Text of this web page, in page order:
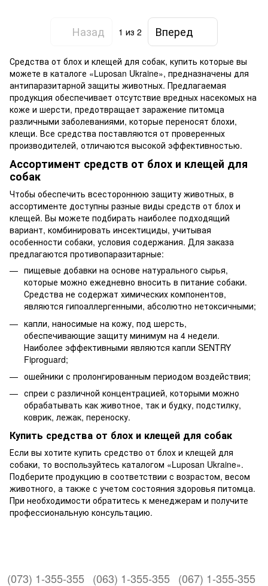
Назад 1 из 2 Вперед
Средства от блох и клещей для собак, купить которые вы
можете в каталоге «Luposan Ukraine», предназначены для
антипаразитарной защиты животных. Предлагаемая
продукция обеспечивает отсутствие вредных насекомых на
коже и шерсти, предотвращает заражение питомца
различными заболеваниями, которые переносят блохи,
клещи. Все средства поставляются от проверенных
производителей, отличаются высокой эффективностью.
Ассортимент средств от блох и клещей для
собак
Чтобы обеспечить всестороннюю защиту животных, в
ассортименте доступны разные виды средств от блох и
клещей. Вы можете подбирать наиболее подходящий
вариант, комбинировать инсектициды, учитывая
особенности собаки, условия содержания. Для заказа
предлагаются противопаразитарные:
пищевые добавки на основе натурального сырья,
которые можно ежедневно вносить в питание собаки.
Средства не содержат химических компонентов,
являются гипоаллергенными, абсолютно нетоксичными;
капли, наносимые на кожу, под шерсть,
обеспечивающие защиту минимум на 4 недели.
Наиболее эффективными являются капли SENTRY
Fiproguard;
ошейники с пролонгированным периодом воздействия;
спреи с различной концентрацией, которыми можно
обрабатывать как животное, так и будку, подстилку,
коврик, лежак, переноску.
Купить средства от блох и клещей для собак
Если вы хотите купить средство от блох и клещей для
собаки, то воспользуйтесь каталогом «Luposan Ukraine».
Подберите продукцию в соответствии с возрастом, весом
животного, а также с учетом состояния здоровья питомца.
При необходимости обратитесь к менеджерам и получите
профессиональную консультацию.
(073) 1-355-355 (063) 1-355-355 (067) 1-355-355